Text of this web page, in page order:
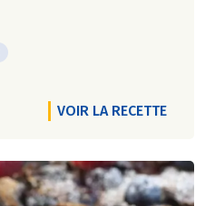
VOIR LA RECETTE